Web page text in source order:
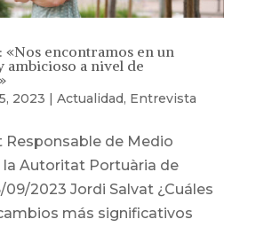
encontramos en un
ambicioso a nivel de
2023 | Actualidad, Entrevista
Responsable de Medio
Autoritat Portuària de
09/2023 Jordi Salvat ¿Cuáles
más significativos